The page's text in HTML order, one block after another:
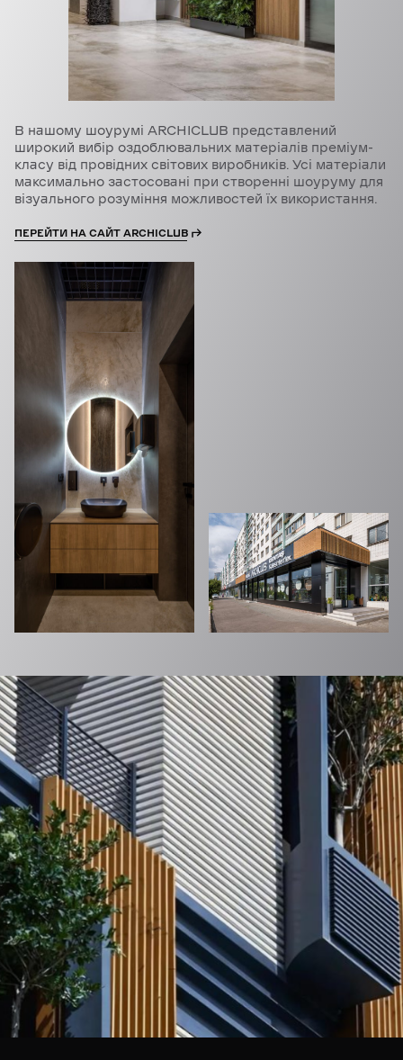
В нашому шоурумі ARCHICLUB представлений
широкий вибір оздоблювальних матеріалів преміум-
класу від провідних світових виробників. Усі матеріали
максимально застосовані при створенні шоуруму для
візуального розуміння можливостей їх використання.
ПЕРЕЙТИ НА САЙТ ARCHICLUB